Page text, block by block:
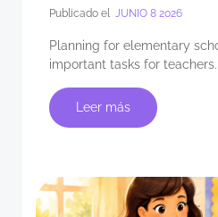
Publicado el JUNIO 8 2026
Planning for elementary
important tasks for teachers.
Leer más